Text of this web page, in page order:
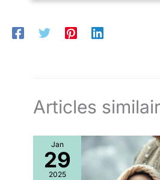
Articles
Jan
29
2025